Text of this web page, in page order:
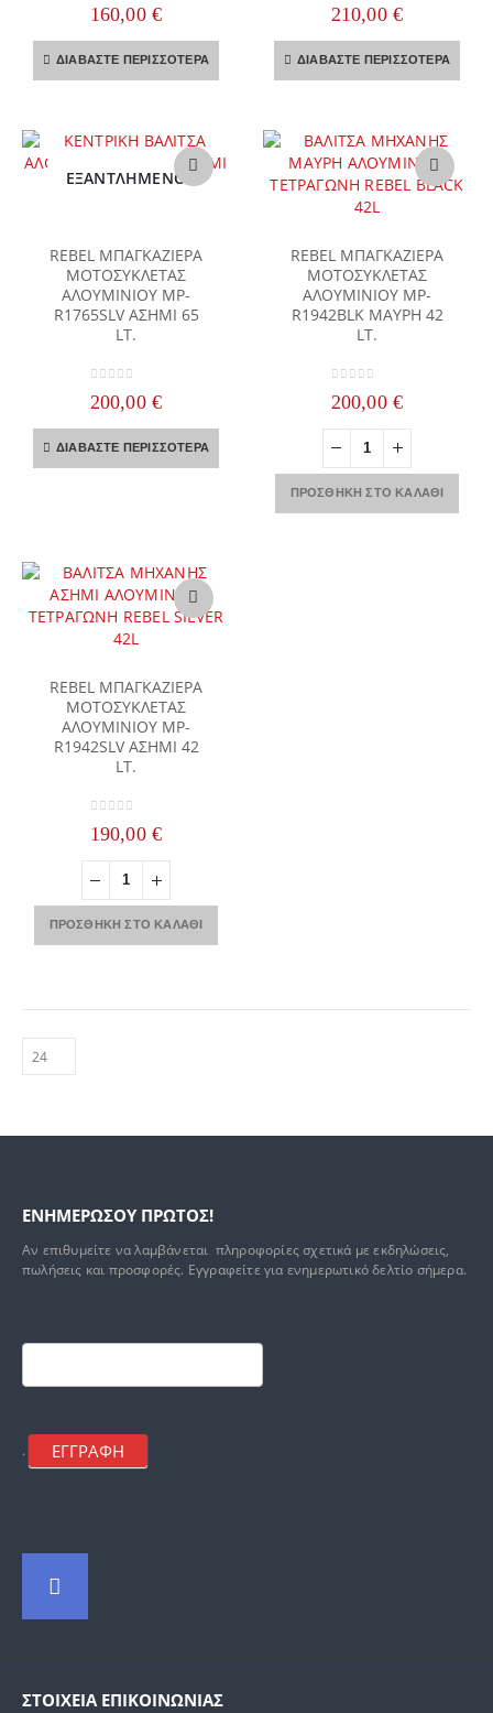
160,00 €
ΔΙΑΒΆΣΤΕ ΠΕΡΙΣΣΌΤΕΡΑ
210,00 €
ΔΙΑΒΆΣΤΕ ΠΕΡΙΣΣΌΤΕΡΑ
ΕΞΑΝΤΛΗΜΈΝΟ
REBEL ΜΠΑΓΚΑΖΙΕΡΑ
ΜΟΤΟΣΥΚΛΕΤΑΣ
ΑΛΟΥΜΙΝΙΟΥ MP-
R1765SLV ΑΣΗΜΙ 65
LT.
200,00 €
ΔΙΑΒΆΣΤΕ ΠΕΡΙΣΣΌΤΕΡΑ
REBEL ΜΠΑΓΚΑΖΙΕΡΑ
ΜΟΤΟΣΥΚΛΕΤΑΣ
ΑΛΟΥΜΙΝΙΟΥ MP-
R1942BLK ΜΑΥΡΗ 42
LT.
200,00 €
ΠΡΟΣΘΉΚΗ ΣΤΟ ΚΑΛΆΘΙ
REBEL ΜΠΑΓΚΑΖΙΕΡΑ
ΜΟΤΟΣΥΚΛΕΤΑΣ
ΑΛΟΥΜΙΝΙΟΥ MP-
R1942SLV ΑΣΗΜΙ 42
LT.
190,00 €
ΠΡΟΣΘΉΚΗ ΣΤΟ ΚΑΛΆΘΙ
ΕΝΗΜΕΡΩΣΟΥ ΠΡΩΤΟΣ!
Αν επιθυμείτε να λαμβάνεται πληροφορίες σχετικά με εκδηλώσεις,
πωλήσεις και προσφορές. Εγγραφείτε για ενημερωτικό δελτίο σήμερα.
mailchimp
. ΕΓΓΡΑΦΗ
ΣΤΟΙΧΕΊΑ ΕΠΙΚΟΙΝΩΝΊΑΣ